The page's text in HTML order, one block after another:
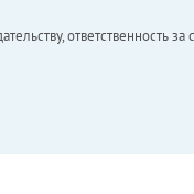
ответственность